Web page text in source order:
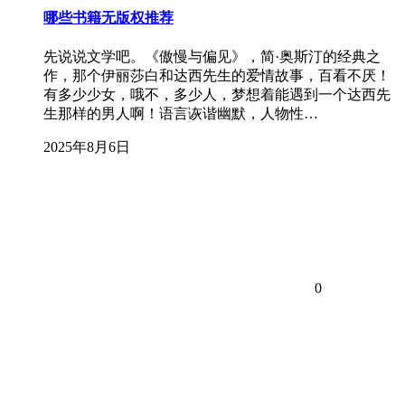
哪些书籍无版权推荐
先说说文学吧。《傲慢与偏见》，简·奥斯汀的经典之
作，那个伊丽莎白和达西先生的爱情故事，百看不厌！
有多少少女，哦不，多少人，梦想着能遇到一个达西先
生那样的男人啊！语言诙谐幽默，人物性…
2025年8月6日
0